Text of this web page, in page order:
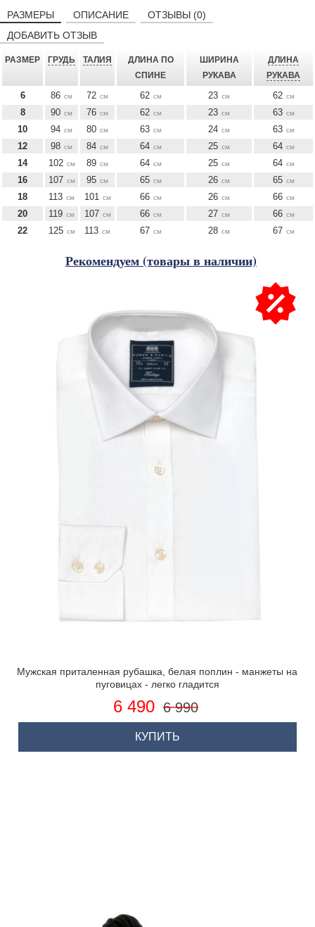
РАЗМЕРЫ ОПИСАНИЕ
ОТЗЫВЫ (0)
ДОБАВИТЬ ОТЗЫВ
РАЗМЕР ГРУДЬ ТАЛИЯ
ДЛИНА ПО
СПИНЕ
ШИРИНА
РУКАВА
ДЛИНА
РУКАВА
6 86 см 72 см 62 см 23 см 62 см
8 90 см 76 см 62 см 23 см 63 см
10 94 см 80 см 63 см 24 см 63 см
12 98 см 84 см 64 см 25 см 64 см
14 102 см 89 см 64 см 25 см 64 см
16 107 см 95 см 65 см 26 см 65 см
18 113 см 101 см 66 см 26 см 66 см
20 119 см 107 см 66 см 27 см 66 см
22 125 см 113 см 67 см 28 см 67 см
Рекомендуем (товары в наличии)
Мужская приталенная рубашка, белая поплин - манжеты на
пуговицах - легко гладится
6 490 6 990
КУПИТЬ